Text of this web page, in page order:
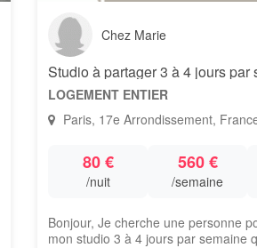
Chez Marie
Studio à partager 3 à 4 jours par
LOGEMENT ENTIER
Paris, 17e Arrondissement,
80 €
/nuit
560 €
/semaine
Bonjour, Je cherche une personne
mon studio 3 à 4 jours par semaine